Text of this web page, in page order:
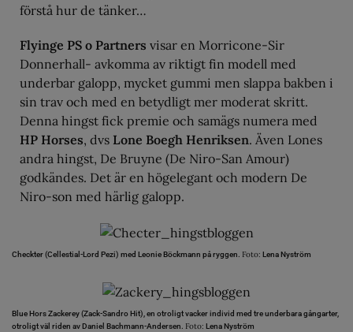
förstå hur de tänker…
Flyinge PS o Partners visar en Morricone-Sir
Donnerhall- avkomma av riktigt fin modell med
underbar galopp, mycket gummi men slappa bakben i
sin trav och med en betydligt mer moderat skritt.
Denna hingst fick premie och samägs numera med
HP Horses, dvs Lone Boegh Henriksen. Även Lones
andra hingst, De Bruyne (De Niro-San Amour)
godkändes. Det är en högelegant och modern De
Niro-son med härlig galopp.
Checkter (Cellestial-Lord Pezi) med Leonie Böckmann på ryggen. Foto: Lena Nyström
Blue Hors Zackerey (Zack-Sandro Hit), en otroligt vacker individ med tre underbara gångarter,
otroligt väl riden av Daniel Bachmann-Andersen. Foto: Lena Nyström